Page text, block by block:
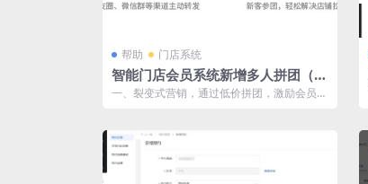
帮助 门店系统
智能门店会员系统新增多人拼团（支
付版）
一、裂变式营销，通过低价拼团，激励会员在